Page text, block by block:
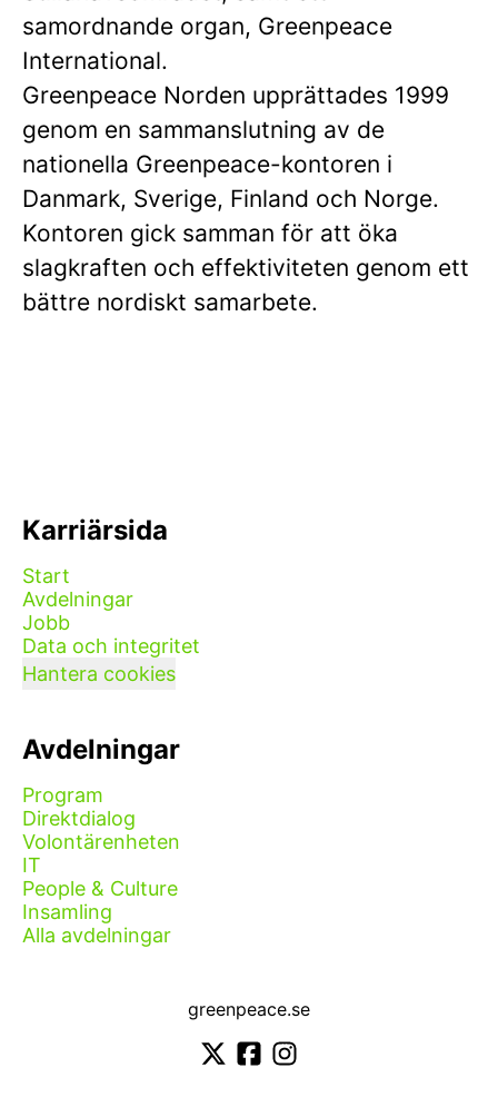
samordnande organ, Greenpeace
International.
Greenpeace Norden upprättades 1999
genom en sammanslutning av de
nationella Greenpeace-kontoren i
Danmark, Sverige, Finland och Norge.
Kontoren gick samman för att öka
slagkraften och effektiviteten genom ett
bättre nordiskt samarbete.
Karriärsida
Start
Avdelningar
Jobb
Data och integritet
Hantera cookies
Avdelningar
Program
Direktdialog
Volontärenheten
IT
People & Culture
Insamling
Alla avdelningar
greenpeace.se